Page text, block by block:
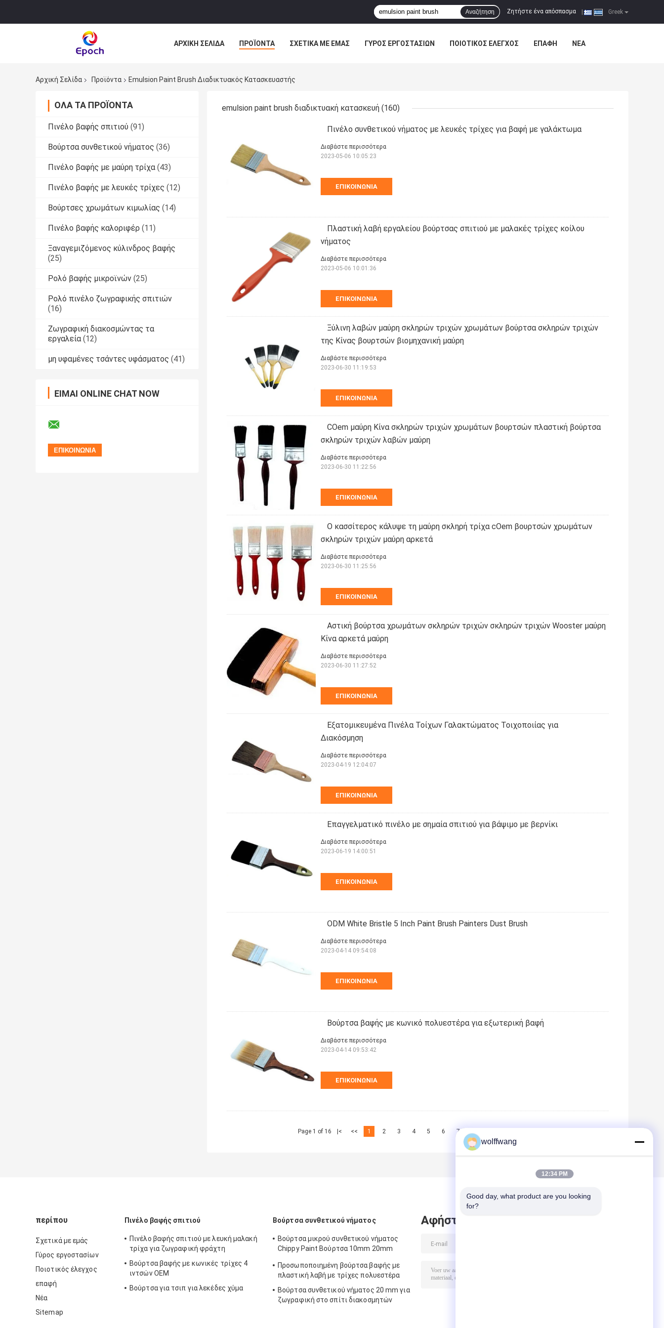
Greek
Ζητήστε ένα απόσπασμα
Αναζήτηση
ΑΡΧΙΚΉ ΣΕΛΊΔΑ ΠΡΟΪΌΝΤΑ ΣΧΕΤΙΚΆ ΜΕ ΕΜΆΣ ΓΎΡΟΣ ΕΡΓΟΣΤΑΣΊΩΝ ΠΟΙΟΤΙΚΌΣ ΈΛΕΓΧΟΣ ΕΠΑΦΉ ΝΈΑ
Αρχική Σελίδα
Προϊόντα Emulsion Paint Brush Διαδικτυακός Κατασκευαστής
ΌΛΑ ΤΑ ΠΡΟΪΌΝΤΑ
Πινέλο βαφής σπιτιού (91)
Βούρτσα συνθετικού νήματος (36)
Πινέλο βαφής με μαύρη τρίχα (43)
Πινέλο βαφής με λευκές τρίχες (12)
Βούρτσες χρωμάτων κιμωλίας (14)
Πινέλο βαφής καλοριφέρ (11)
Ξαναγεμιζόμενος κύλινδρος βαφής
(25)
Ρολό βαφής μικροϊνών (25)
Ρολό πινέλο ζωγραφικής σπιτιών
(16)
Ζωγραφική διακοσμώντας τα
εργαλεία (12)
μη υφαμένες τσάντες υφάσματος (41)
ΕΊΜΑΙ ONLINE CHAT NOW
emulsion paint brush διαδικτυακή κατασκευή (160)
Πινέλο συνθετικού νήματος με λευκές τρίχες για βαφή με γαλάκτωμα
ΕΠΙΚΟΙΝΩΝΊΑ
Διαβάστε περισσότερα
2023-05-06 10:05:23
Πλαστική λαβή εργαλείου βούρτσας σπιτιού με μαλακές τρίχες κοίλου
νήματος
ΕΠΙΚΟΙΝΩΝΊΑ
Διαβάστε περισσότερα
2023-05-06 10:01:36
Ξύλινη λαβών μαύρη σκληρών τριχών χρωμάτων βούρτσα σκληρών τριχών
της Κίνας βουρτσών βιομηχανική μαύρη
ΕΠΙΚΟΙΝΩΝΊΑ
Διαβάστε περισσότερα
2023-06-30 11:19:53
COem μαύρη Κίνα σκληρών τριχών χρωμάτων βουρτσών πλαστική βούρτσα
σκληρών τριχών λαβών μαύρη
ΕΠΙΚΟΙΝΩΝΊΑ
Διαβάστε περισσότερα
2023-06-30 11:22:56
Ο κασσίτερος κάλυψε τη μαύρη σκληρή τρίχα cOem βουρτσών χρωμάτων
σκληρών τριχών μαύρη αρκετά
ΕΠΙΚΟΙΝΩΝΊΑ
Διαβάστε περισσότερα
2023-06-30 11:25:56
Αστική βούρτσα χρωμάτων σκληρών τριχών σκληρών τριχών Wooster μαύρη
Κίνα αρκετά μαύρη
ΕΠΙΚΟΙΝΩΝΊΑ
Διαβάστε περισσότερα
2023-06-30 11:27:52
Εξατομικευμένα Πινέλα Τοίχων Γαλακτώματος Τοιχοποιίας για
Διακόσμηση
ΕΠΙΚΟΙΝΩΝΊΑ
Διαβάστε περισσότερα
2023-04-19 12:04:07
Επαγγελματικό πινέλο με σημαία σπιτιού για βάψιμο με βερνίκι
ΕΠΙΚΟΙΝΩΝΊΑ
Διαβάστε περισσότερα
2023-06-19 14:00:51
ODM White Bristle 5 Inch Paint Brush Painters Dust Brush
ΕΠΙΚΟΙΝΩΝΊΑ
Διαβάστε περισσότερα
2023-04-14 09:54:08
Βούρτσα βαφής με κωνικό πολυεστέρα για εξωτερική βαφή
ΕΠΙΚΟΙΝΩΝΊΑ
Διαβάστε περισσότερα
2023-04-14 09:53:42
Page 1 of 16 |< << 1 2 3 4 5 6 7
περίπου
Σχετικά με εμάς
Γύρος εργοστασίων
Ποιοτικός έλεγχος
επαφή
Νέα
Sitemap
Πινέλο βαφής σπιτιού
Πινέλο βαφής σπιτιού με λευκή μαλακή
τρίχα για ζωγραφική φράχτη
Βούρτσα βαφής με κωνικές τρίχες 4
ιντσών OEM
Βούρτσα για τσιπ για λεκέδες χύμα
Βούρτσα συνθετικού νήματος
Βούρτσα μικρού συνθετικού νήματος
Chippy Paint Βούρτσα 10mm 20mm
Προσωποποιημένη βούρτσα βαφής με
πλαστική λαβή με τρίχες πολυεστέρα
Βούρτσα συνθετικού νήματος 20 mm για
ζωγραφική στο σπίτι διακοσμητών
Αφήστε μήνυμα
wolffwang
12:34 PM
Good day, what product are you looking
for?